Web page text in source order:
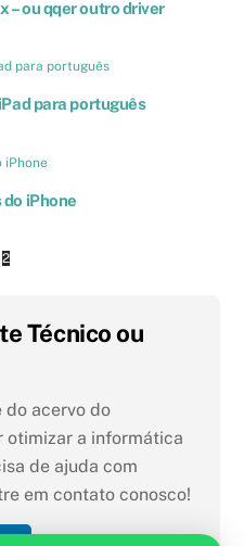
– ou qqer outro driver
para português
iPhone
2
Técnico ou
do acervo do
otimizar a informática
de ajuda com
em contato conosco!